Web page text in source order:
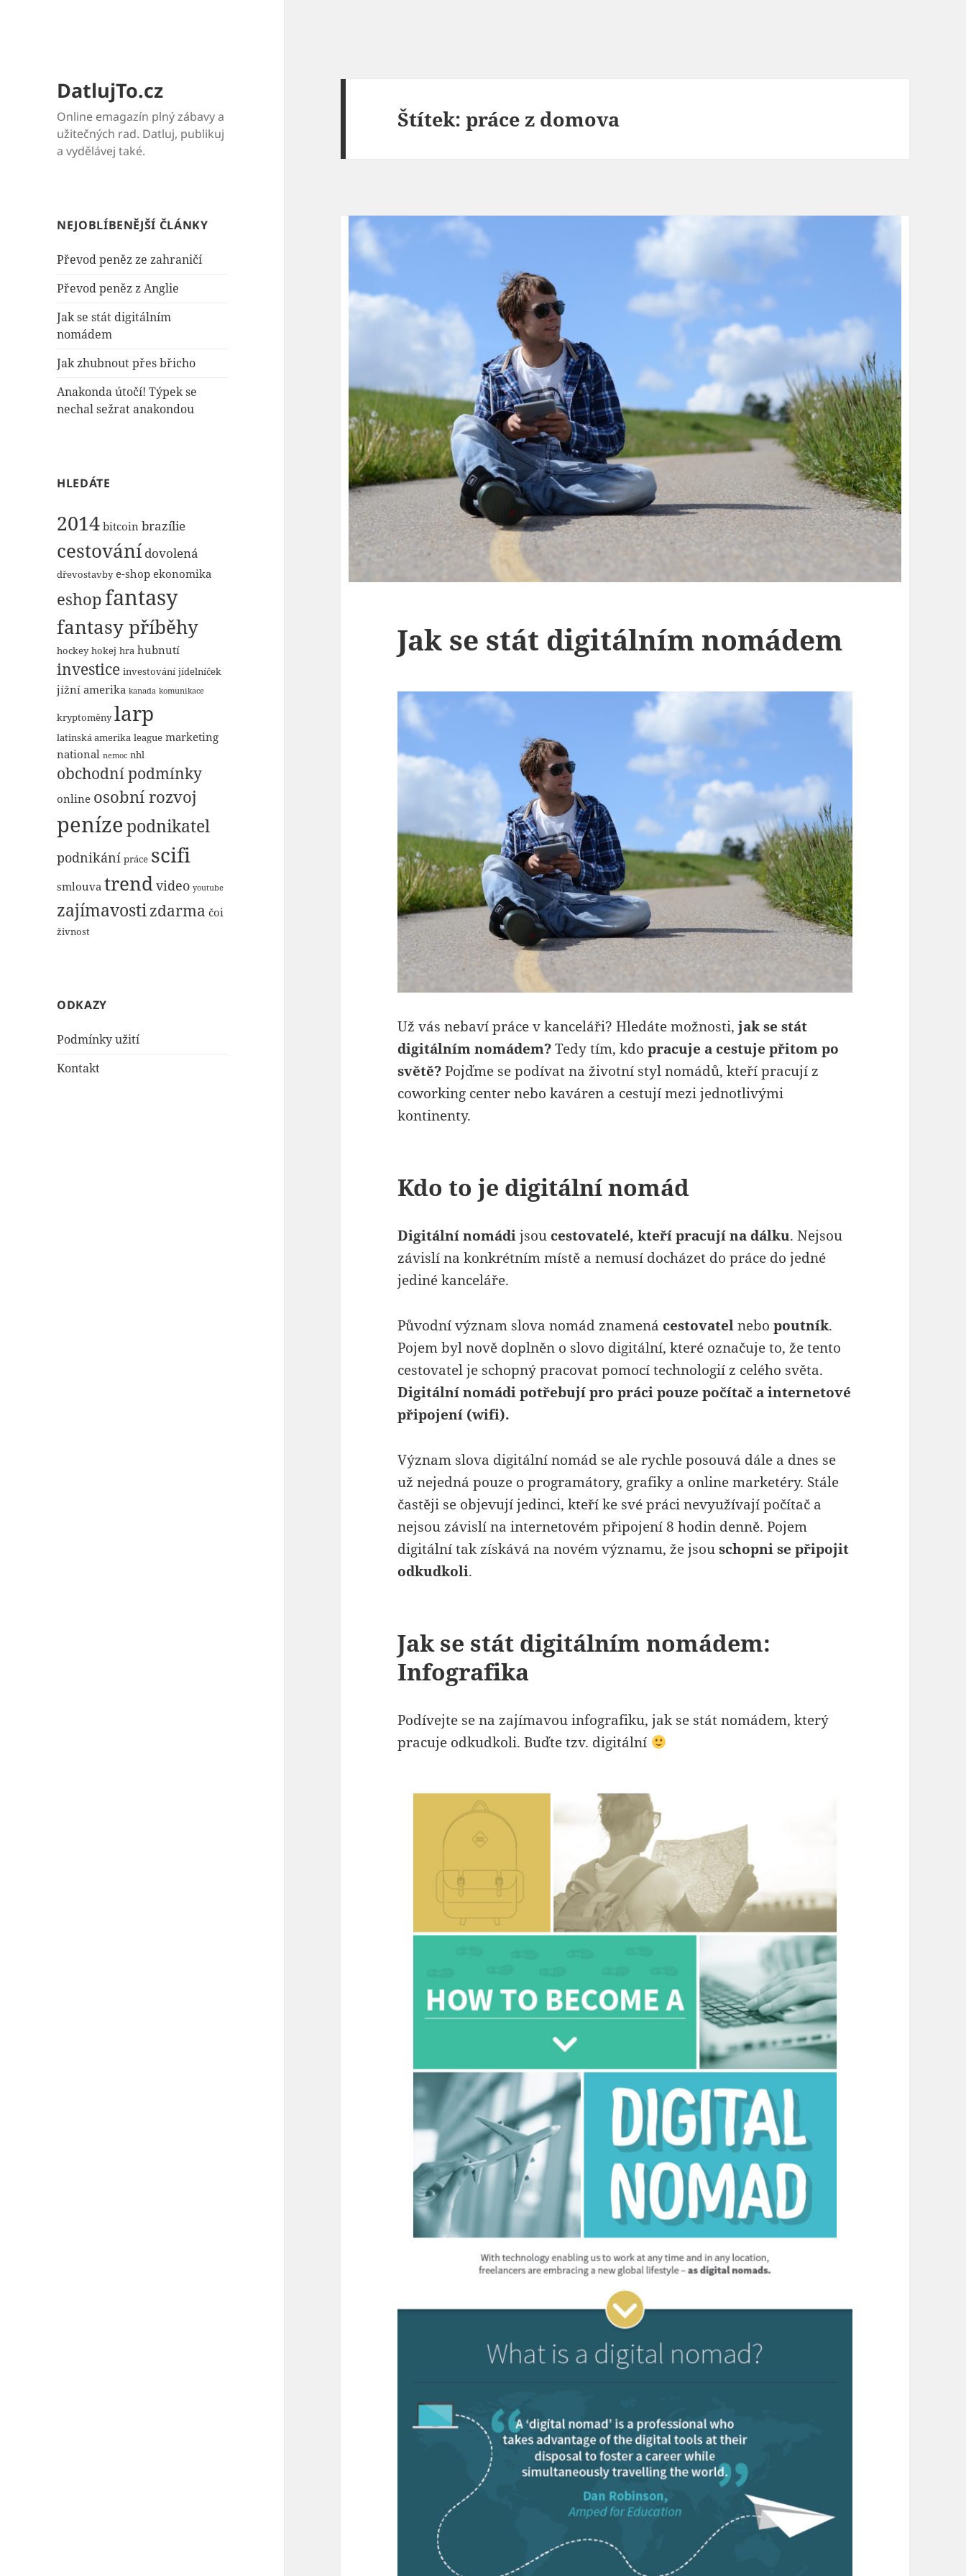
DatlujTo.cz
Online emagazín plný zábavy a
užitečných rad. Datluj, publikuj
a vydělávej také.
NEJOBLÍBENĚJŠÍ ČLÁNKY
Převod peněz ze zahraničí
Převod peněz z Anglie
Jak se stát digitálním
nomádem
Jak zhubnout přes břicho
Anakonda útočí! Týpek se
nechal sežrat anakondou
HLEDÁTE
2014 bitcoin brazílie
cestování dovolená
dřevostavby e-shop ekonomika
eshopfantasy
fantasy příběhy
hockey hokej hra hubnutí
investice investování jídelníček
jížní amerika kanada komunikace
kryptoměny larp
latinská amerika league marketing
national nemoc nhl
obchodní podmínky
online osobní rozvoj
penízepodnikatel
podnikání práce scifi
smlouva trendvideo youtube
zajímavostizdarma čoi
živnost
ODKAZY
Podmínky užití
Kontakt
Štítek:práce z domova
Jak se stát digitálním nomádem
Už vás nebaví práce v kanceláři? Hledáte možnosti,jak se stát
digitálním nomádem?Tedy tím, kdopracuje a cestuje přitom po
světě?Pojďme se podívat na životní styl nomádů, kteří pracují z
coworking center nebo kaváren a cestují mezi jednotlivými
kontinenty.
Kdo to je digitální nomád
Digitální nomádijsou cestovatelé, kteří pracují na dálku. Nejsou
závislí na konkrétním místě a nemusí docházet do práce do jedné
jediné kanceláře.
Původní význam slova nomád znamená cestovatelnebopoutník.
Pojem byl nově doplněn o slovo digitální, které označuje to, že tento
cestovatel je schopný pracovat pomocí technologií z celého světa.
Digitální nomádi potřebují pro práci pouze počítač a internetové
připojení (wifi).
Význam slova digitální nomád se ale rychle posouvá dále a dnes se
už nejedná pouze o programátory, grafiky a online marketéry. Stále
častěji se objevují jedinci, kteří ke své práci nevyužívají počítač a
nejsou závislí na internetovém připojení 8 hodin denně. Pojem
digitální tak získává na novém významu, že jsouschopni se připojit
odkudkoli.
Jak se stát digitálním nomádem:
Infografika
Podívejte se na zajímavou infografiku, jak se stát nomádem, který
pracuje odkudkoli. Buďte tzv. digitální